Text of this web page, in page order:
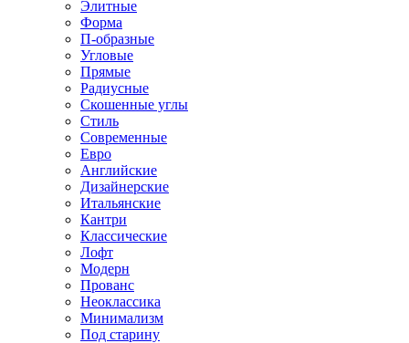
Элитные
Форма
П-образные
Угловые
Прямые
Радиусные
Скошенные углы
Стиль
Современные
Евро
Английские
Дизайнерские
Итальянские
Кантри
Классические
Лофт
Модерн
Прованс
Неоклассика
Минимализм
Под старину